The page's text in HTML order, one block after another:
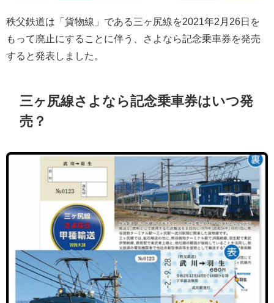
秩父鉄道は「貨物線」である三ヶ尻線を2021年2月26日を
もって廃止にすることに伴う、さよなら記念乗車券を発売
すると発表しました。
三ヶ尻線さよなら記念乗車券はいつ発
売？